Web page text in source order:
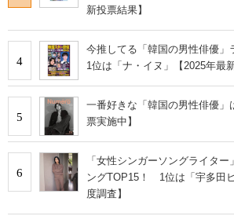
新投票結果】
4
今推してる「韓国の男性俳優
1位は「ナ・イヌ」【2025年最
5
一番好きな「韓国の男性俳優」
票実施中】
6
「女性シンガーソングライタ
ングTOP15！ 1位は「宇多田
度調査】